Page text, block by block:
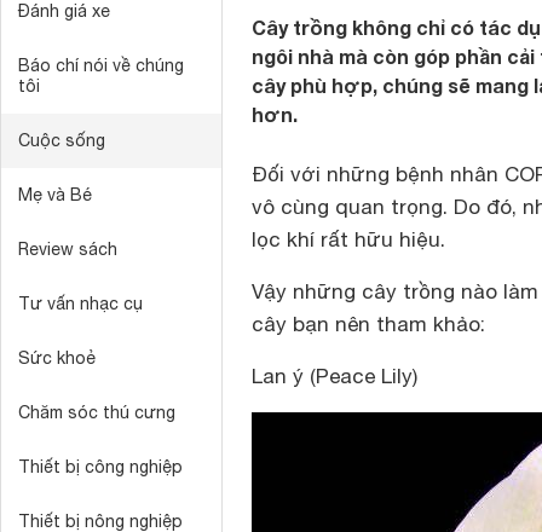
Đánh giá xe
Báo chí nói về chúng
tôi
Cuộc sống
Mẹ và Bé
Review sách
Tư vấn nhạc cụ
Sức khoẻ
Chăm sóc thú cưng
Thiết bị công nghiệp
Thiết bị nông nghiệp
Cây trồng không chỉ có tác
ngôi nhà mà còn góp phần
cây phù hợp, chúng sẽ mang
hơn.
Đối với những bệnh nhân
vô cùng quan trọng. Do đó,
lọc khí rất hữu hiệu.
Vậy những cây trồng nào
cây bạn nên tham khảo:
Lan ý (Peace Lily)